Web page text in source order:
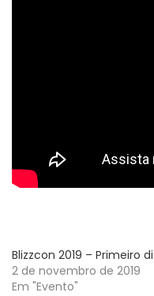
Blizzcon 2019 – Primeiro
2 de novembro de 2019
Em "Evento"